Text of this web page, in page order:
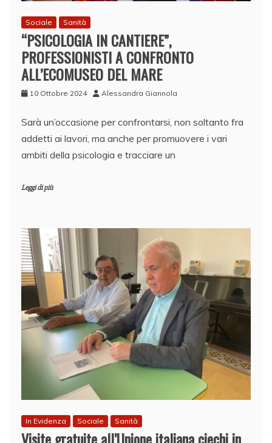
Sociale Sanità
“PSICOLOGIA IN CANTIERE”,
PROFESSIONISTI A CONFRONTO
ALL’ECOMUSEO DEL MARE
10 Ottobre 2024 Alessandra Giannola
Sarà un’occasione per confrontarsi, non soltanto fra
addetti ai lavori, ma anche per promuovere i vari
ambiti della psicologia e tracciare un
Leggi di più
In Evidenza Sociale Sanità